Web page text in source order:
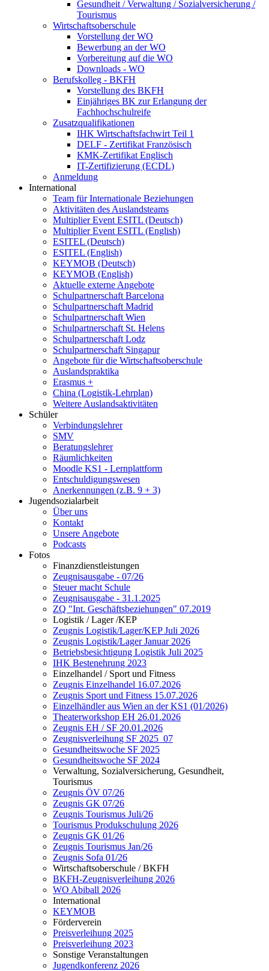
Gesundheit / Verwaltung / Sozialversicherung /
Tourismus
Wirtschaftsoberschule
Vorstellung der WO
Bewerbung an der WO
Vorbereitung auf die WO
Downloads - WO
Berufskolleg - BKFH
Vorstellung des BKFH
Einjähriges BK zur Erlangung der
Fachhochschulreife
Zusatzqualifikationen
IHK Wirtschaftsfachwirt Teil 1
DELF - Zertifikat Französisch
KMK-Zertifikat Englisch
IT-Zertifizierung (ECDL)
Anmeldung
International
Team für Internationale Beziehungen
Aktivitäten des Auslandsteams
Multiplier Event ESITL (Deutsch)
Multiplier Event ESITL (English)
ESITEL (Deutsch)
ESITEL (English)
KEYMOB (Deutsch)
KEYMOB (English)
Aktuelle externe Angebote
Schulpartnerschaft Barcelona
Schulpartnerschaft Madrid
Schulpartnerschaft Wien
Schulpartnerschaft St. Helens
Schulpartnerschaft Lodz
Schulpartnerschaft Singapur
Angebote für die Wirtschaftsoberschule
Auslandspraktika
Erasmus +
China (Logistik-Lehrplan)
Weitere Auslandsaktivitäten
Schüler
Verbindungslehrer
SMV
Beratungslehrer
Räumlichkeiten
Moodle KS1 - Lernplattform
Entschuldigungswesen
Anerkennungen (z.B. 9 + 3)
Jugendsozialarbeit
Über uns
Kontakt
Unsere Angebote
Podcasts
Fotos
Finanzdienstleistungen
Zeugnisausgabe - 07/26
Steuer macht Schule
Zeugnisausgabe - 31.1.2025
ZQ "Int. Geschäftsbeziehungen" 07.2019
Logistik / Lager /KEP
Zeugnis Logistik/Lager/KEP Juli 2026
Zeugnis Logistik/Lager Januar 2026
Betriebsbesichtigung Logistik Juli 2025
IHK Bestenehrung 2023
Einzelhandel / Sport und Fitness
Zeugnis Einzelhandel 16.07.2026
Zeugnis Sport und Fitness 15.07.2026
Einzelhändler aus Wien an der KS1 (01/2026)
Theaterworkshop EH 26.01.2026
Zeugnis EH / SF 20.01.2026
Zeugnisverleihung SF 2025_07
Gesundheitswoche SF 2025
Gesundheitswoche SF 2024
Verwaltung, Sozialversicherung, Gesundheit,
Tourismus
Zeugnis ÖV 07/26
Zeugnis GK 07/26
Zeugnis Tourismus Juli/26
Tourismus Produkschulung 2026
Zeugnis GK 01/26
Zeugnis Tourismus Jan/26
Zeugnis Sofa 01/26
Wirtschaftsoberschule / BKFH
BKFH-Zeugnisverleihung 2026
WO Abiball 2026
International
KEYMOB
Förderverein
Preisverleihung 2025
Preisverleihung 2023
Sonstige Veranstaltungen
Jugendkonferenz 2026